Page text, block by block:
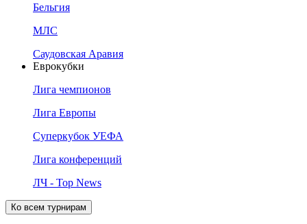
Бельгия
МЛС
Саудовская Аравия
Еврокубки
Лига чемпионов
Лига Европы
Суперкубок УЕФА
Лига конференций
ЛЧ - Top News
Ко всем турнирам